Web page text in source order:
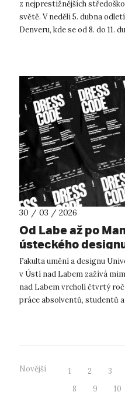
z nejprestižnějších
světě. V neděli 5. dubna
Denveru, kde se od 8. do 11.
30 / 03 / 2026
Od Labe až po
ústeckého
pódia
Fakulta umění a designu
v Ústí nad Labem zažívá
nad Labem vrcholí čtvrtý
práce absolventů, studentů
Novější 1 2 3
8
9 10